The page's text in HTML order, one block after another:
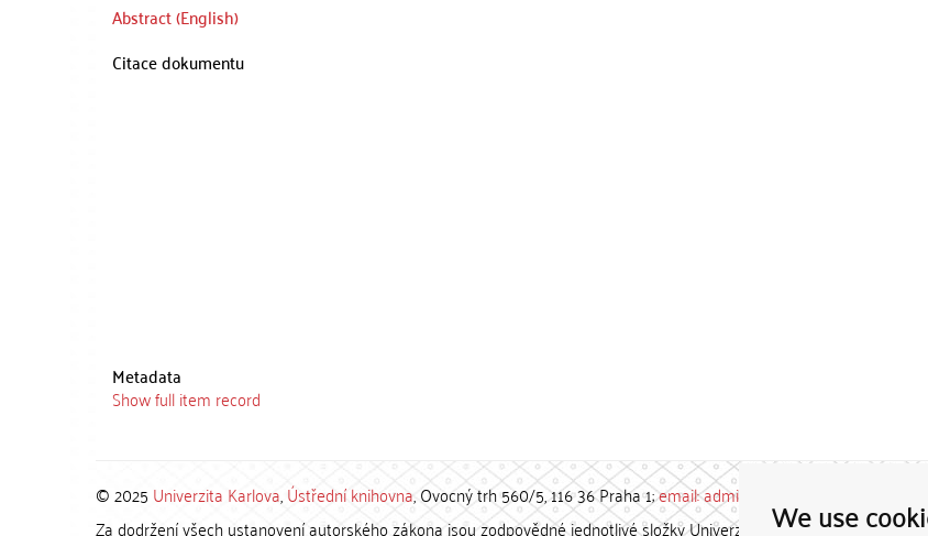
We use
Abstract (English)
Citace dokumentu
Metadata
Show full item record
© 2025 Univerzita Karlova,Ústřední knihovna, Ovocný trh 560/5, 116 36 Praha 1;email: admin-repozitar [at] cuni.cz
Za dodržení všech ustanovení autorského zákona jsou zodpovědné jednotlivé složky Univerzity Karlovy. / Each